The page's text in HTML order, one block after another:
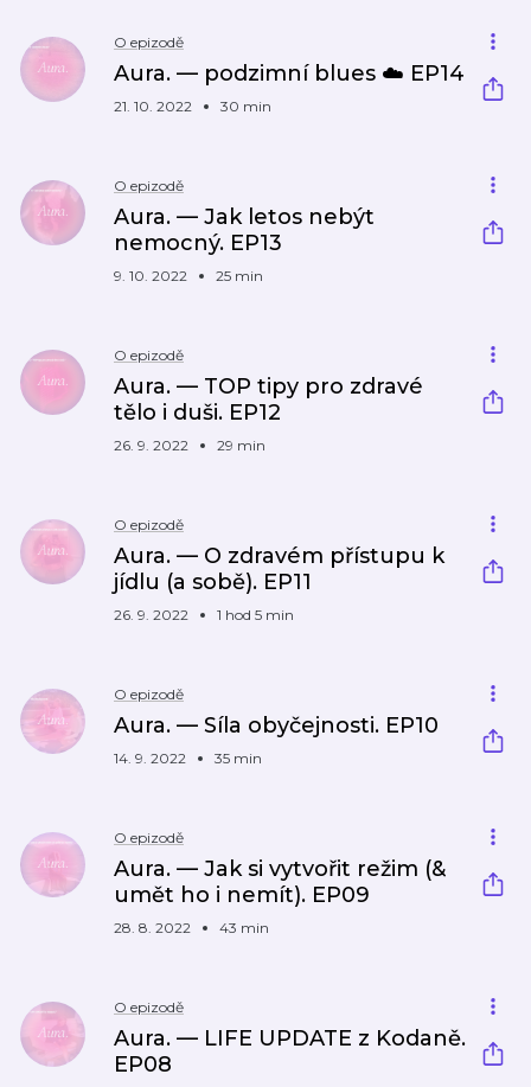
O epizodě
Aura. — podzimní blues ☁️ EP14
21. 10. 2022 30 min
O epizodě
Aura. — Jak letos nebýt
nemocný. EP13
9. 10. 2022 25 min
O epizodě
Aura. — TOP tipy pro zdravé
tělo i duši. EP12
26. 9. 2022 29 min
O epizodě
Aura. — O zdravém přístupu k
jídlu (a sobě). EP11
26. 9. 2022 1 hod 5 min
O epizodě
Aura. — Síla obyčejnosti. EP10
14. 9. 2022 35 min
O epizodě
Aura. — Jak si vytvořit režim (&
umět ho i nemít). EP09
28. 8. 2022 43 min
O epizodě
Aura. — LIFE UPDATE z Kodaně.
EP08